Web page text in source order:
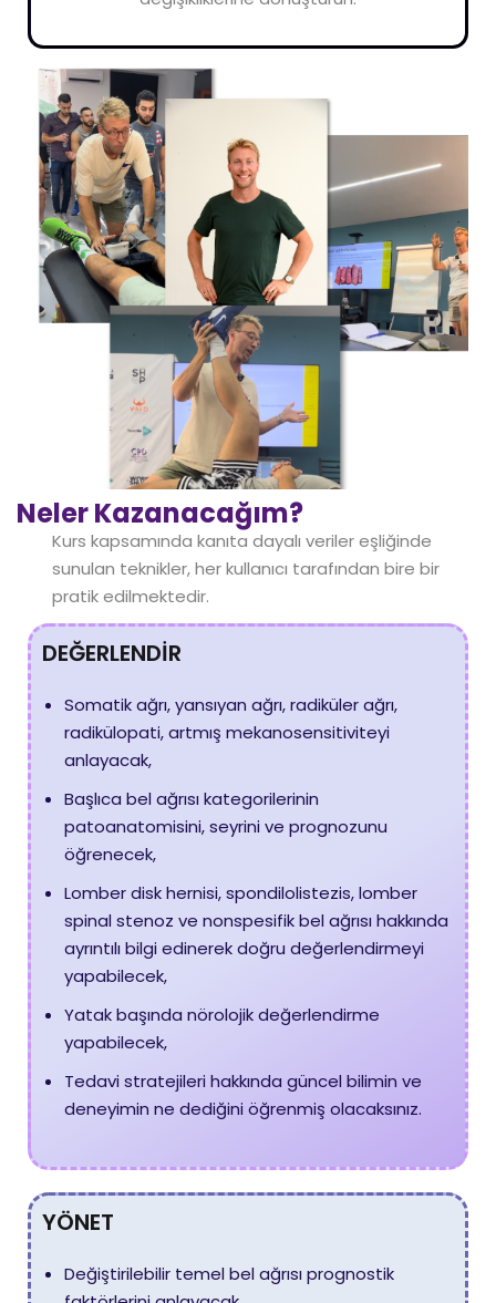
Neler Kazanacağım?
Kurs kapsamında kanıta dayalı veriler eşliğinde
sunulan teknikler, her kullanıcı tarafından bire bir
pratik edilmektedir.
DEĞERLENDİR
Somatik ağrı, yansıyan ağrı, radiküler ağrı,
radikülopati, artmış mekanosensitiviteyi
anlayacak,
Başlıca bel ağrısı kategorilerinin
patoanatomisini, seyrini ve prognozunu
öğrenecek,
Lomber disk hernisi, spondilolistezis, lomber
spinal stenoz ve nonspesifik bel ağrısı hakkında
ayrıntılı bilgi edinerek doğru değerlendirmeyi
yapabilecek,
Yatak başında nörolojik değerlendirme
yapabilecek,
Tedavi stratejileri hakkında güncel bilimin ve
deneyimin ne dediğini öğrenmiş olacaksınız.
YÖNET
Değiştirilebilir temel bel ağrısı prognostik